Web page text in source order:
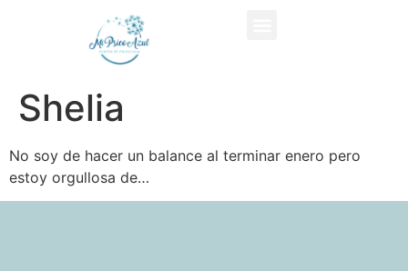
Shelia
No soy de hacer un balance al terminar enero pero
estoy orgullosa de…